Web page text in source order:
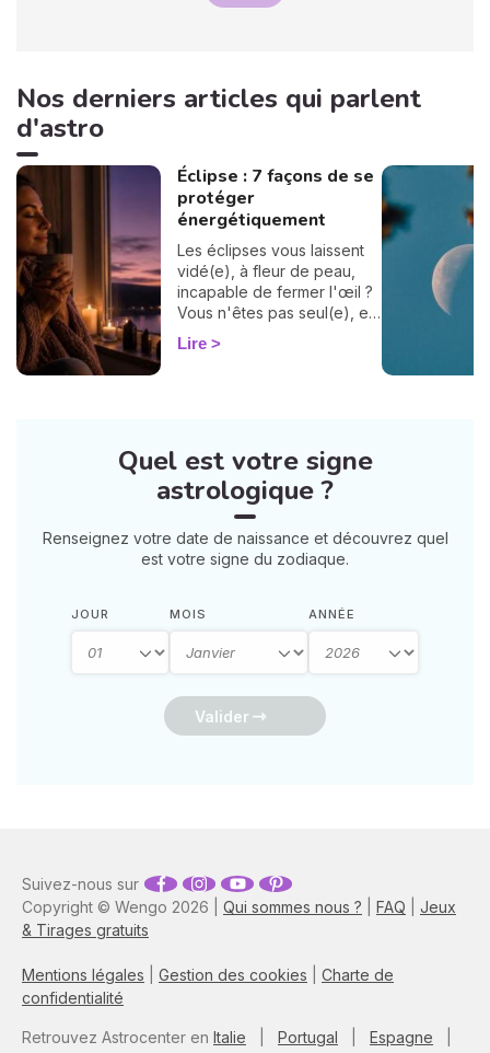
Nos derniers articles qui parlent
d'astro
Éclipse : 7 façons de se
protéger
énergétiquement
Les éclipses vous laissent
vidé(e), à fleur de peau,
incapable de fermer l'œil ?
Vous n'êtes pas seul(e), et
surtout : ça se traverse en
douceur. Voici 7 gestes
intérieur. 🛡️🌒
Lire
Quel est votre signe
astrologique ?
Renseignez votre date de naissance et découvrez quel
est votre signe du zodiaque.
JOUR MOIS ANNÉE
Valider
Copyright © Wengo 2026 | Qui sommes nous ? FAQ
Jeux
& Tirages gratuits
Mentions légales Gestion des cookies
Charte de
confidentialité
Suivez-nous sur
Retrouvez Astrocenter en Italie Portugal Espagne